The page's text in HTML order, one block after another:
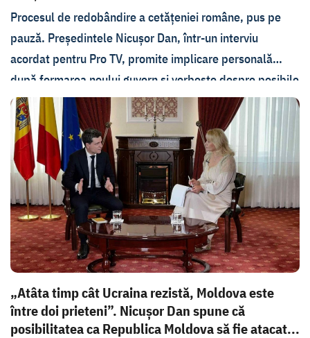
Procesul de redobândire a cetățeniei române, pus pe
pauză. Președintele Nicușor Dan, într-un interviu
acordat pentru Pro TV, promite implicare personală
după formarea noului guvern și vorbește despre posibile
soluții digitale pentru accelerarea procedurilor.
„Atâta timp cât Ucraina rezistă, Moldova este
între doi prieteni”. Nicușor Dan spune că
posibilitatea ca Republica Moldova să fie atacat...